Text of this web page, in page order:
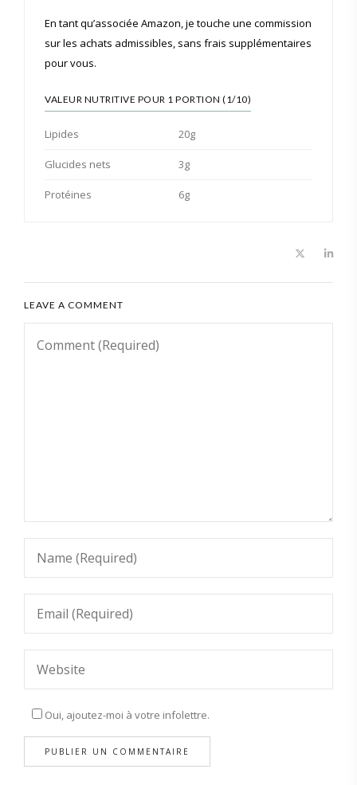
En tant qu’associée Amazon, je touche une commission
sur les achats admissibles, sans frais supplémentaires
pour vous.
VALEUR NUTRITIVE POUR 1 PORTION (1/10)
Lipides 20g
Glucides nets 3g
Protéines 6g
LEAVE A COMMENT
Oui, ajoutez-moi à votre infolettre.